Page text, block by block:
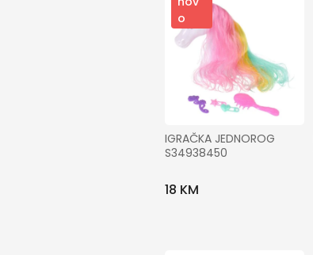
o
IGRAČKA JEDNOROG
S34938450
18 KM